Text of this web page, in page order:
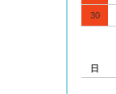
30
日